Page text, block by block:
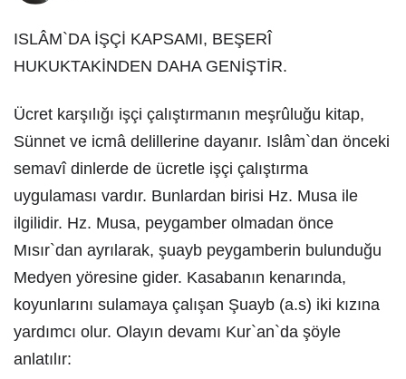
ISLÂM`DA İŞÇİ KAPSAMI, BEŞERÎ
HUKUKTAKİNDEN DAHA GENİŞTİR.
Ücret karşılığı işçi çalıştırmanın meşrûluğu kitap,
Sünnet ve icmâ delillerine dayanır. Islâm`dan önceki
semavî dinlerde de ücretle işçi çalıştırma
uygulaması vardır. Bunlardan birisi Hz. Musa ile
ilgilidir. Hz. Musa, peygamber olmadan önce
Mısır`dan ayrılarak, şuayb peygamberin bulunduğu
Medyen yöresine gider. Kasabanın kenarında,
koyunlarını sulamaya çalışan Şuayb (a.s) iki kızına
yardımcı olur. Olayın devamı Kur`an`da şöyle
anlatılır: